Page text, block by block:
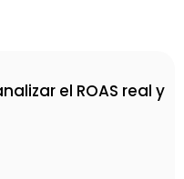
el ROAS real y